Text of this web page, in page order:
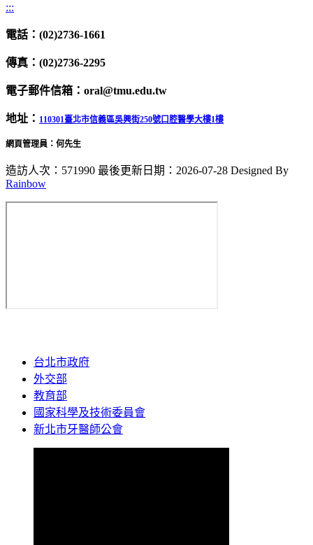
:::
電話：(02)2736-1661
傳真：(02)2736-2295
電子郵件信箱：oral@tmu.edu.tw
地址： 110301臺北市信義區吳興街250號口腔醫學大樓1樓
網頁管理員：何先生
造訪人次：571990 最後更新日期：2026-07-28 Designed By
Rainbow
台北市政府
外交部
教育部
國家科學及技術委員會
新北市牙醫師公會